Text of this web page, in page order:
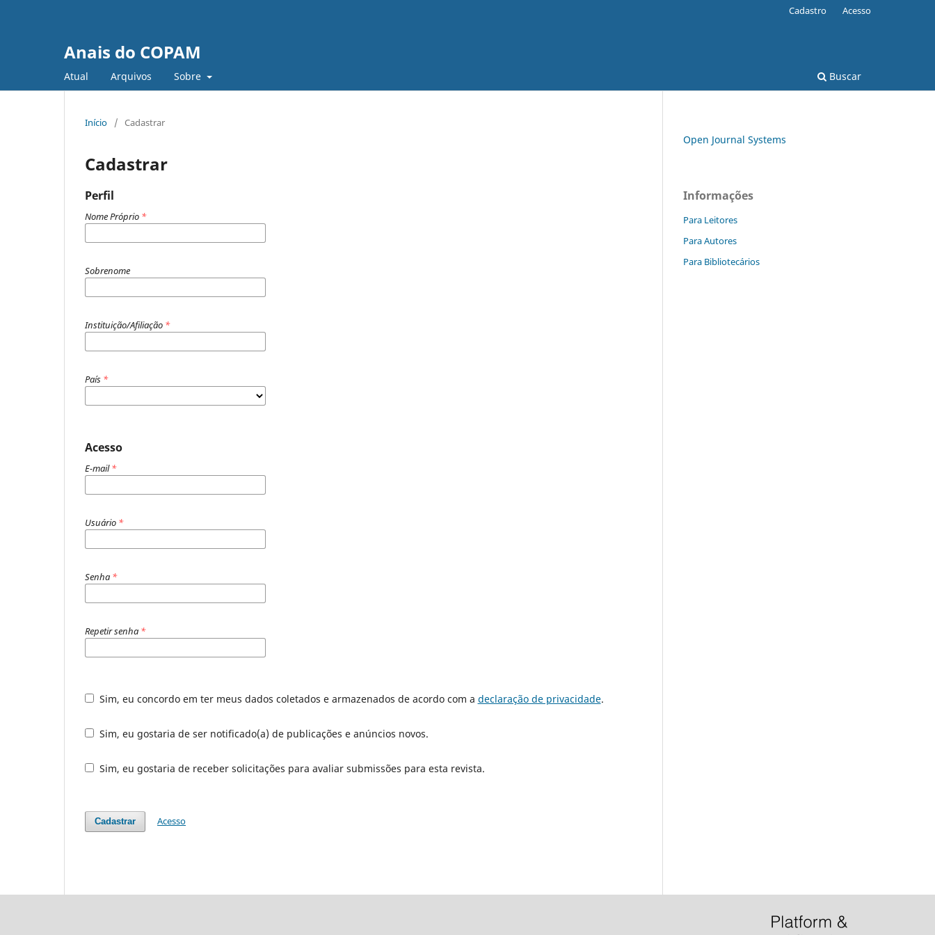
Anais do COPAM
Atual Arquivos Sobre Buscar
Cadastro Acesso
Início / Cadastrar
Cadastrar
Perfil
Nome Próprio *
Sobrenome
Instituição/Afiliação *
País *
Acesso
E-mail*
Usuário *
Senha *
Repetir senha *
Sim, eu concordo em ter meus dados coletados e armazenados de acordo com a declaração de privacidade.
Sim, eu gostaria de ser notificado(a) de publicações e anúncios novos.
Sim, eu gostaria de receber solicitações para avaliar submissões para esta revista.
Cadastrar Acesso
Open Journal Systems
Informações
Para Leitores
Para Autores
Para Bibliotecários